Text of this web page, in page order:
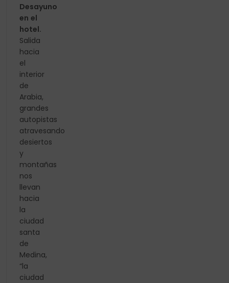
Desayuno
en el
hotel.
Salida
hacia
el
interior
de
Arabia,
grandes
autopistas
atravesando
desiertos
y
montañas
nos
llevan
hacia
la
ciudad
santa
de
Medina,
“la
ciudad